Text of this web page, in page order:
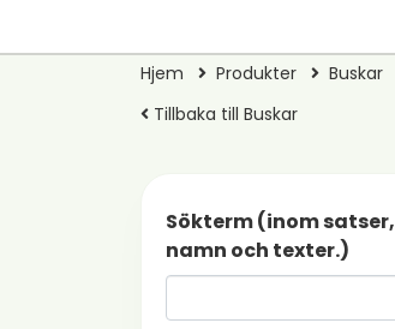
Hjem Produkter
Buskar
Tillbaka till Buskar
Sökterm (inom satser,
namn och texter.)